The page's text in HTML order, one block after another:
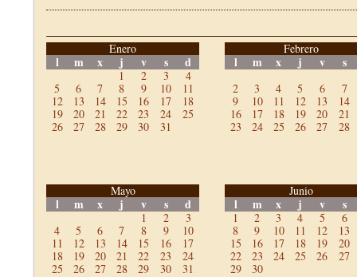
Enero
l m x j v s d
1 2 3
4
5
6 7 8 9 10
11
12
13 14 15 16 17
18
19
20 21 22 23 24
25
26
27 28 29 30 31
Febrero
l m x j v s
2 3 4 5 6
7
9
10 11 12 13
14
16
17 18 19 20
21
23
24 25 26 27 28
Mayo
l m x j v s d
1 2
3
4
5 6 7 8 9
10
11
12 13 14 15 16
17
18
19 20 21 22 23
24
25
26 27 28 29 30 31
Junio
l m x j v s
1 2 3 4 5
6
8
9 10 11 12
13
15
16 17 18 19
20
22
23 24 25 26
27
29
30